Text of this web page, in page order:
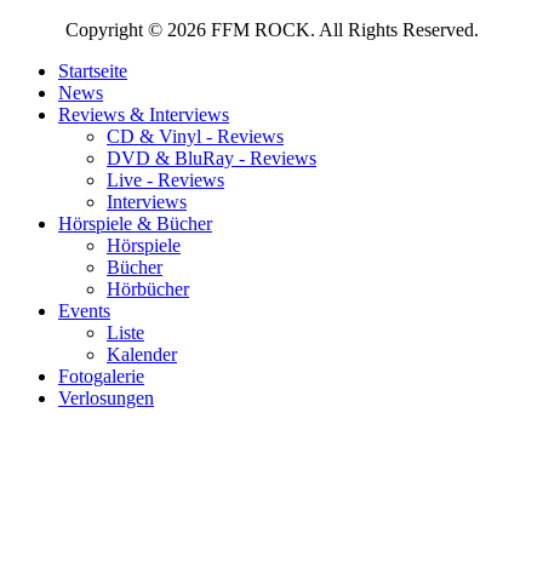
Copyright © 2026 FFM ROCK. All Rights Reserved.
Startseite
News
Reviews & Interviews
CD & Vinyl - Reviews
DVD & BluRay - Reviews
Live - Reviews
Interviews
Hörspiele & Bücher
Hörspiele
Bücher
Hörbücher
Events
Liste
Kalender
Fotogalerie
Verlosungen